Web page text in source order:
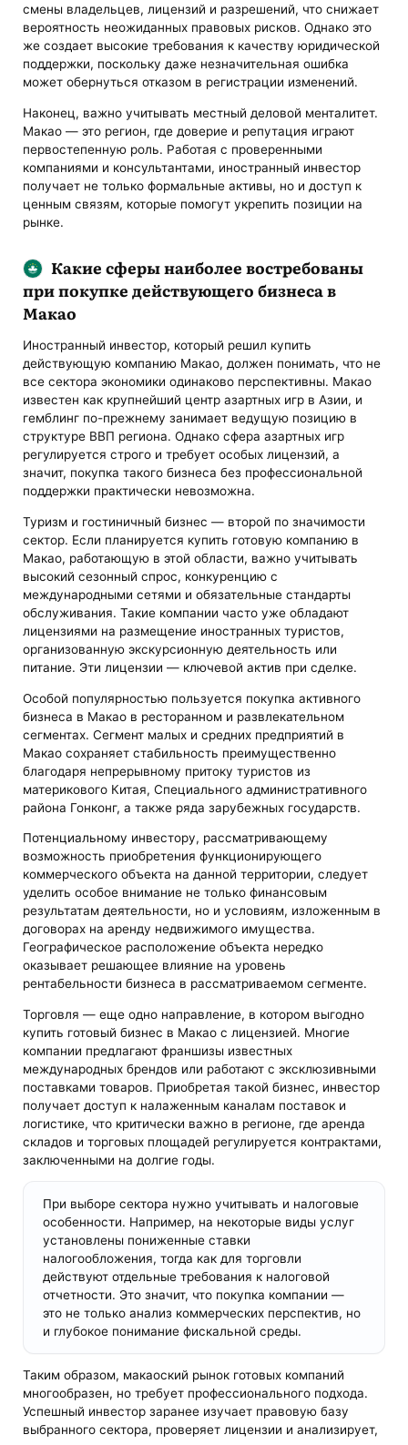
смены владельцев, лицензий и разрешений, что снижает
вероятность неожиданных правовых рисков. Однако это
же создает высокие требования к качеству юридической
поддержки, поскольку даже незначительная ошибка
может обернуться отказом в регистрации изменений.
Наконец, важно учитывать местный деловой менталитет.
Макао — это регион, где доверие и репутация играют
первостепенную роль. Работая с проверенными
компаниями и консультантами, иностранный инвестор
получает не только формальные активы, но и доступ к
ценным связям, которые помогут укрепить позиции на
рынке.
Какие сферы наиболее востребованы
при покупке действующего бизнеса в
Макао
Иностранный инвестор, который решил купить
действующую компанию Макао, должен понимать, что не
все сектора экономики одинаково перспективны. Макао
известен как крупнейший центр азартных игр в Азии, и
гемблинг по-прежнему занимает ведущую позицию в
структуре ВВП региона. Однако сфера азартных игр
регулируется строго и требует особых лицензий, а
значит, покупка такого бизнеса без профессиональной
поддержки практически невозможна.
Туризм и гостиничный бизнес — второй по значимости
сектор. Если планируется купить готовую компанию в
Макао, работающую в этой области, важно учитывать
высокий сезонный спрос, конкуренцию с
международными сетями и обязательные стандарты
обслуживания. Такие компании часто уже обладают
лицензиями на размещение иностранных туристов,
организованную экскурсионную деятельность или
питание. Эти лицензии — ключевой актив при сделке.
Особой популярностью пользуется покупка активного
бизнеса в Макао в ресторанном и развлекательном
сегментах. Сегмент малых и средних предприятий в
Макао сохраняет стабильность преимущественно
благодаря непрерывному притоку туристов из
материкового Китая, Специального административного
района Гонконг, а также ряда зарубежных государств.
Потенциальному инвестору, рассматривающему
возможность приобретения функционирующего
коммерческого объекта на данной территории, следует
уделить особое внимание не только финансовым
результатам деятельности, но и условиям, изложенным в
договорах на аренду недвижимого имущества.
Географическое расположение объекта нередко
оказывает решающее влияние на уровень
рентабельности бизнеса в рассматриваемом сегменте.
Торговля — еще одно направление, в котором выгодно
купить готовый бизнес в Макао с лицензией. Многие
компании предлагают франшизы известных
международных брендов или работают с эксклюзивными
поставками товаров. Приобретая такой бизнес, инвестор
получает доступ к налаженным каналам поставок и
логистике, что критически важно в регионе, где аренда
складов и торговых площадей регулируется контрактами,
заключенными на долгие годы.
При выборе сектора нужно учитывать и налоговые
особенности. Например, на некоторые виды услуг
установлены пониженные ставки
налогообложения, тогда как для торговли
действуют отдельные требования к налоговой
отчетности. Это значит, что покупка компании —
это не только анализ коммерческих перспектив, но
и глубокое понимание фискальной среды.
Таким образом, макаоский рынок готовых компаний
многообразен, но требует профессионального подхода.
Успешный инвестор заранее изучает правовую базу
выбранного сектора, проверяет лицензии и анализирует,